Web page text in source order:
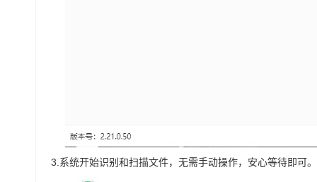
3. 系统开始识别和扫描文件，无需手动操作，安心等待即可。